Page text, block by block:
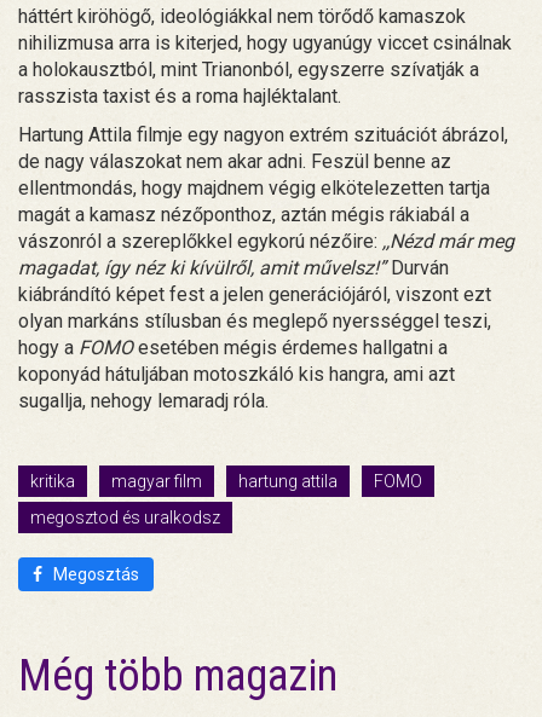
háttért kiröhögő, ideológiákkal nem törődő kamaszok
nihilizmusa arra is kiterjed, hogy ugyanúgy viccet csinálnak
a holokausztból, mint Trianonból, egyszerre szívatják a
rasszista taxist és a roma hajléktalant.
Hartung Attila filmje egy nagyon extrém szituációt ábrázol,
de nagy válaszokat nem akar adni. Feszül benne az
ellentmondás, hogy majdnem végig elkötelezetten tartja
magát a kamasz nézőponthoz, aztán mégis rákiabál a
vászonról a szereplőkkel egykorú nézőire: ,,Nézd már meg
magadat, így néz ki kívülről, amit művelsz!”Durván
kiábrándító képet fest a jelen generációjáról, viszont ezt
olyan markáns stílusban és meglepő nyersséggel teszi,
hogy a FOMOesetében mégis érdemes hallgatni a
koponyád hátuljában motoszkáló kis hangra, ami azt
sugallja, nehogy lemaradj róla.
kritika magyar film hartung attila
FOMO
megosztod és uralkodsz
Megosztás
Még több magazin